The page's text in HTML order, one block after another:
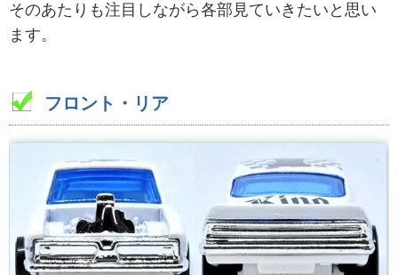
そのあたりも注目しながら各部見ていきたいと思い
ます。
フロント・リア